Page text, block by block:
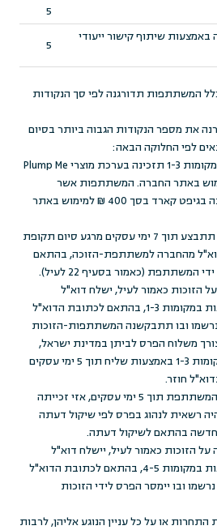
5
שיתוף קישור ייעודי
5
המשתתפות תדורגנה לפי סך הנקודות
את מספר הנקודות הגבוה ביותר בסיום
לפי החלוקה הבאה:
המשתתפות אשר תדורגנה במקומות 1-3 תזכינה בערכת מוצרי Plump Me
בסך 400 ₪ למימוש באתר החברה. המשתתפות אשר
תדורגנה במקומות 4-5 תזכינה בגיפט קארד בסך 400 ₪ למימוש באתר
28.ההכרזה על הזוכות בפרס תתבצע תוך 7 ימי עסקים מרגע סיום תקופת
מהחברה למשתתפת-הזוכה, בהתאם
(כאמור בסעיף 22 לעיל).
על הזוכות כאמור לעיל, ישלח דוא"ל
למשתתפות-הזוכות, המדורגות במקומות 1-3, בהתאם לכתובת הדוא"ל
ובו תתבקשנה המשתתפות-הזוכות
משלוח הפרס לביתן במדינת ישראל,
הפרס יימסר לידי הזוכות במקומות 1-3 באמצעות שליח תוך 5 ימי עסקים
חוזר.
30. החברה לא תקבל מענה מהמשתתפת תוך 5 ימי עסקים, אזי זכייתה
רשאית לנהוג בפרס לפי שיקול דעתה
חדשה בהתאם לשיקול דעתה.
על הזוכות כאמור לעיל, יישלח דוא"ל
למשתתפות-הזוכות, המדורגות במקומות 4-5, בהתאם לכתובת הדוא"ל
ובו יימסר הפרס לידי הזוכות
התחרות או על כל עניין הנוגע אליהן, לרבות